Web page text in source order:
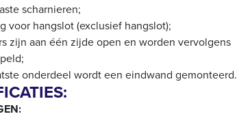
scharnieren;
voor hangslot (exclusief hangslot);
zijn aan één zijde open en worden vervolgens
onderdeel wordt een eindwand gemonteerd.